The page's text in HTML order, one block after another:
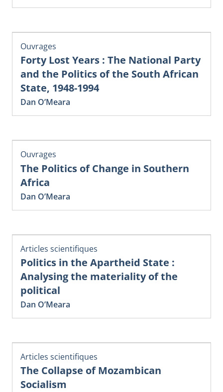
Ouvrages
Forty Lost Years : The National Party
and the Politics of the South African
State, 1948-1994
Dan O’Meara
Ouvrages
The Politics of Change in Southern
Africa
Dan O’Meara
Articles scientifiques
Politics in the Apartheid State :
Analysing the materiality of the
political
Dan O’Meara
Articles scientifiques
The Collapse of Mozambican
Socialism